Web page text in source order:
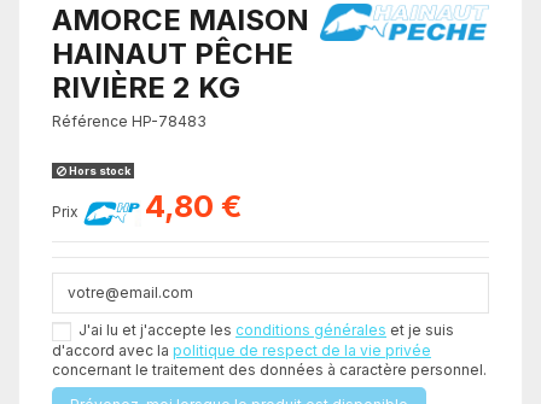
AMORCE MAISON
HAINAUT PÊCHE
RIVIÈRE 2 KG
Référence HP-78483
Hors stock
Prix 4,80 €
J'ai lu et j'accepte les conditions générales et je suis
d'accord avec la politique de respect de la vie privée
concernant le traitement des données à caractère personnel.